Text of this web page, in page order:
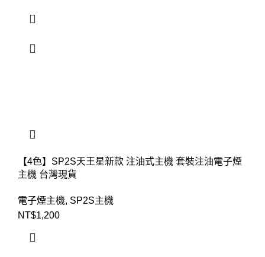
【4色】SP2S天王星新款 注油式主機 套裝注油電子煙
主機 台灣現貨
電子煙主機, SP2S主機
NT$1,200